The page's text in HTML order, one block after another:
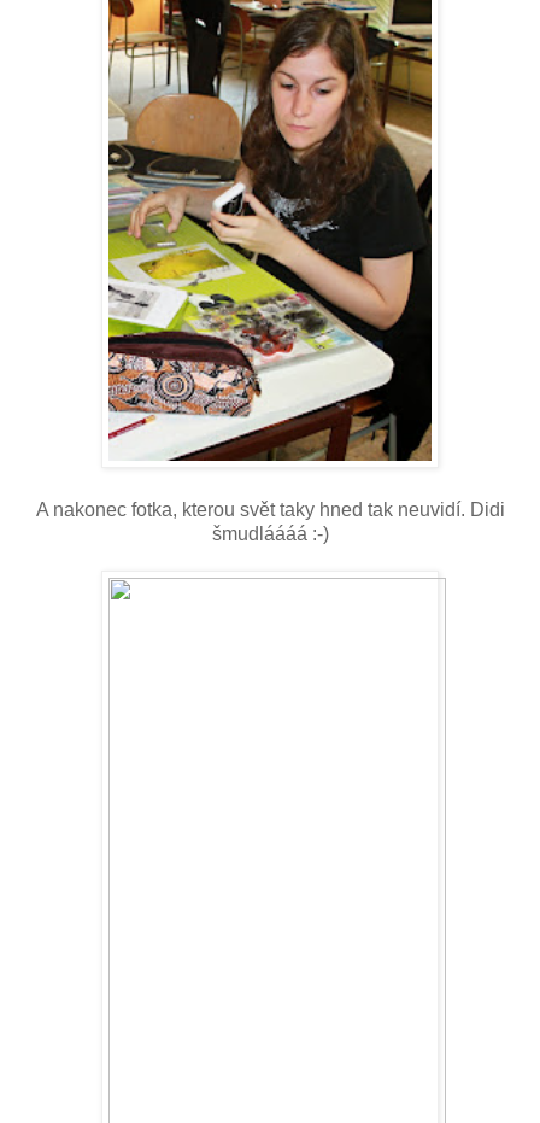
A nakonec fotka, kterou svět taky hned tak neuvidí. Didi
šmudláááá :-)